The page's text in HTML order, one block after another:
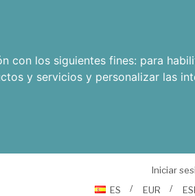
con los siguientes fines: para
y servicios y personalizar las
Iniciar
ES
EUR